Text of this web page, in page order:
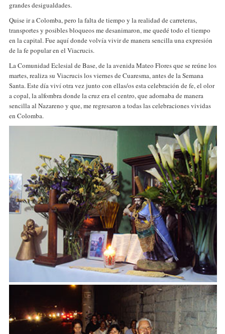
grandes desigualdades.
Quise ir a Colomba, pero la falta de tiempo y la realidad de carreteras,
transportes y posibles bloqueos me desanimaron, me quedé todo el tiempo
en la capital. Fue aquí donde volvía vivir de manera sencilla una expresión
de la fe popular en el Viacrucis.
La Comunidad Eclesial de Base, de la avenida Mateo Flores que se reúne los
martes, realiza su Viacrucis los viernes de Cuaresma, antes de la Semana
Santa. Este día viví otra vez junto con ellas/os esta celebración de fe, el olor
a copal, la alfombra donde la cruz era el centro, que adornaba de manera
sencilla al Nazareno y que, me regresaron a todas las celebraciones vividas
en Colomba.